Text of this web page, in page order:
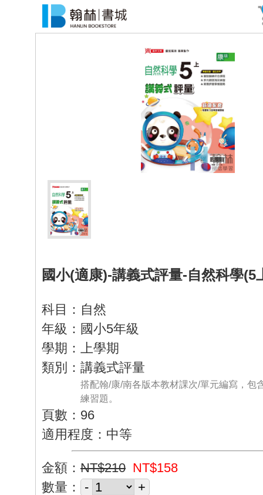
國小(適康)-講義式評量-自然科學(5
科目：自然
年級：國小5年級
學期：上學期
類別：講義式評量
搭配翰/康/南各版本教材課次/單元編寫，包
練習題。
頁數：96
適用程度：中等
金額： NT$210 NT$158
數量：